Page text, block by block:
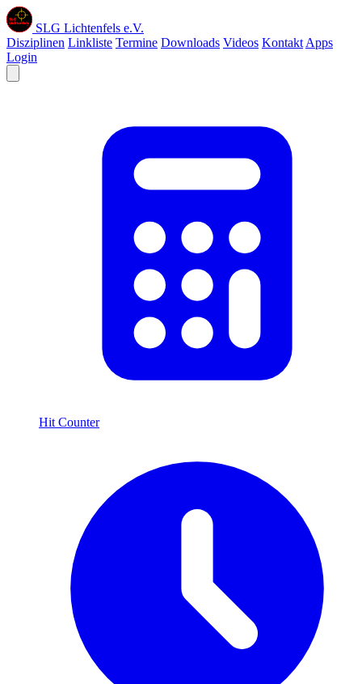
SLG Lichtenfels e.V.
Disziplinen Linkliste Termine Downloads Videos Kontakt Apps
Login
Hit Counter